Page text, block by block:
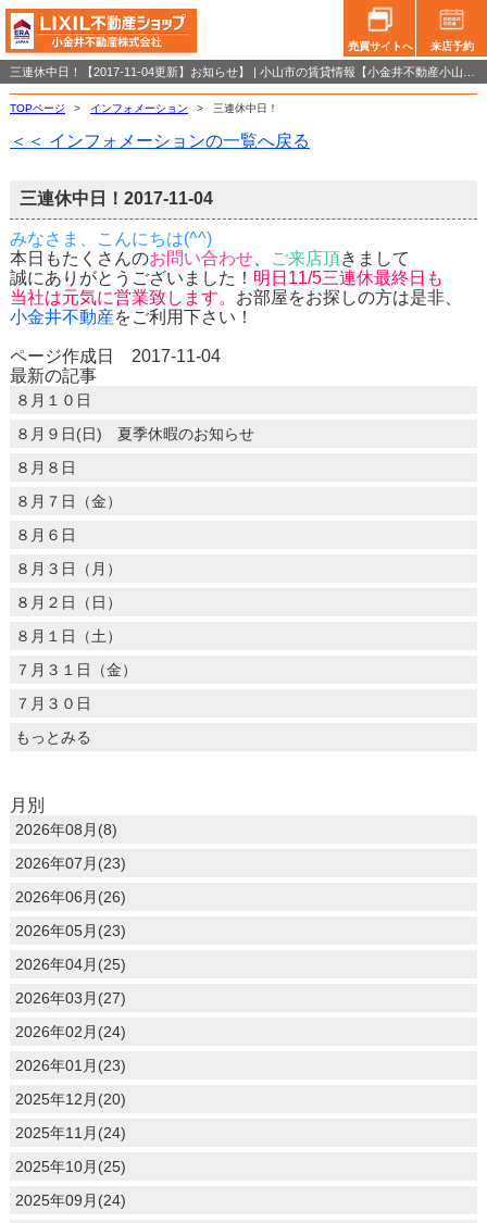
売買サイトへ 来店予約
TOPページ > インフォメーション > 三連休中日！
＜＜ インフォメーションの一覧へ戻る
三連休中日！ 2017-11-04
みなさま、こんにちは(^^)
本日もたくさんのお問い合わせ、 ご来店頂きまして
誠にありがとうございました！ 明日11/5三連休最終日も
当社は元気に営業致します。 お部屋をお探しの方は是非、
小金井不動産をご利用下さい！
ページ作成日 2017-11-04
最新の記事
８月１０日
８月９日(日) 夏季休暇のお知らせ
８月８日
８月７日（金）
８月６日
８月３日（月）
８月２日（日）
８月１日（土）
７月３１日（金）
７月３０日
もっとみる
月別
2026年08月(8)
2026年07月(23)
2026年06月(26)
2026年05月(23)
2026年04月(25)
2026年03月(27)
2026年02月(24)
2026年01月(23)
2025年12月(20)
2025年11月(24)
2025年10月(25)
2025年09月(24)